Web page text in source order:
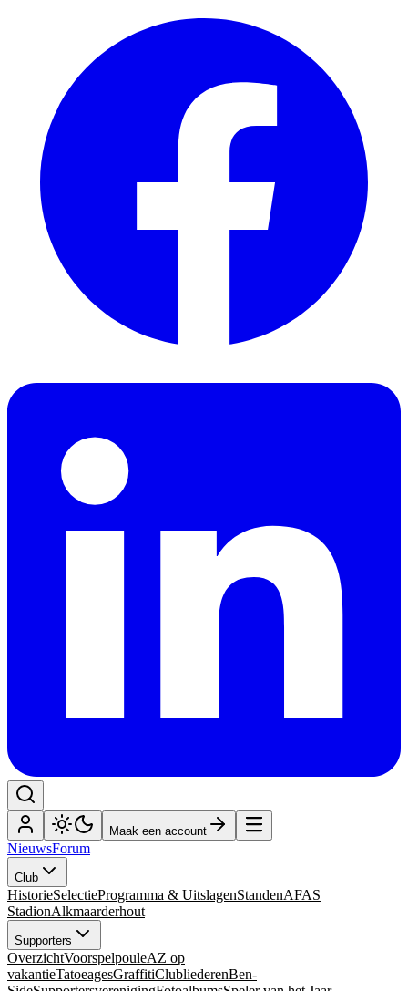
Maak een account
NieuwsForum
Club
HistorieSelectieProgramma & UitslagenStandenAFAS
StadionAlkmaarderhout
Supporters
OverzichtVoorspelpouleAZ op
vakantieTatoeagesGraffitiClubliederenBen-